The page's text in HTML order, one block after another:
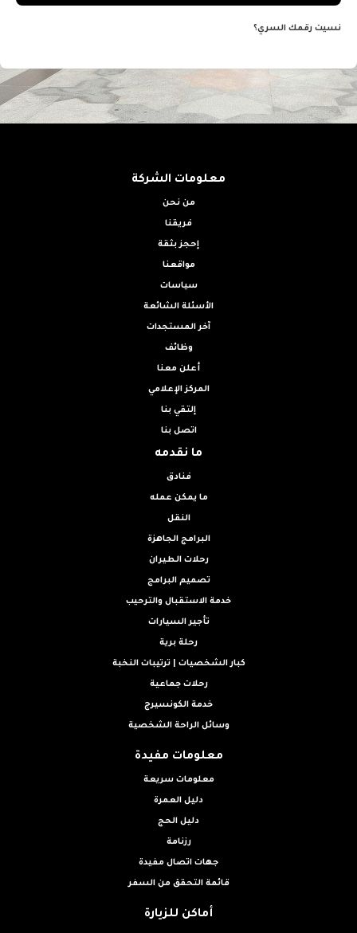
نسيت رقمك السري؟
معلومات الشركة
من نحن
فريقنا
إحجز بثقة
مواقعنا
سياسات
الأسئلة الشائعة
آخر المستجدات
وظائف
أعلن معنا
المركز الإعلامي
إلتقي بنا
اتصل بنا
ما نقدمه
فنادق
ما يمكن عمله
النقل
البرامج الجاهزة
رحلات الطيران
تصميم البرامج
خدمة الاستقبال والترحيب
تأجير السيارات
رحلة برية
كبار الشخصيات | ترتيبات النخبة
رحلات جماعية
خدمة الكونسيرج
وسائل الراحة الشخصية
معلومات مفيدة
معلومات سريعة
دليل العمرة
دليل الحج
رزنامة
جهات اتصال مفيدة
قائمة التحقق من السفر
أماكن للزيارة